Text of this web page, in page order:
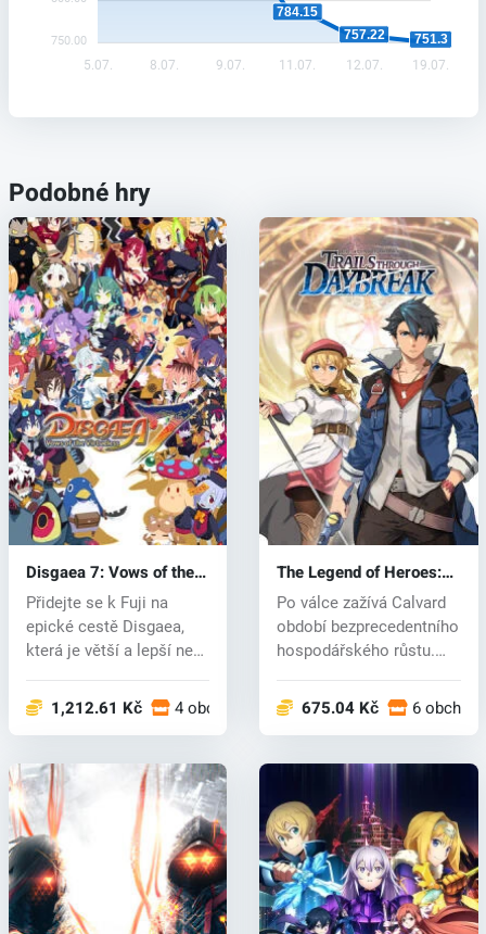
750.00
784.15
757.22
751.3
5.07.
8.07. 9.07. 11.07. 12.07. 19.07.
Podobné hry
Disgaea 7: Vows of the
Virtueless (PC) key
Přidejte se k Fuji na
epické cestě Disgaea,
která je větší a lepší než
1,212.61 Kč 4 obchodech
The Legend of Heroes:
Trails through Daybreak
(PC) key
Po válce zažívá Calvard
období bezprecedentního
hospodářského růstu.
675.04 Kč 6